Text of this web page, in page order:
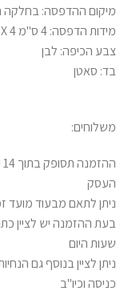
מיקום ההדפסה: בחלקה
מידות הדפסה: 4 ס"מ X 4 ס"מ
צבע הכיפה: לבן
בד: סאטן
משלוחים:
העסק
ניתן לתאם מבעוד מועד
בעת ההזמנה יש לציין
שעות היום
ניתן לציין בנוסף גם
כניסה וכיו"ב